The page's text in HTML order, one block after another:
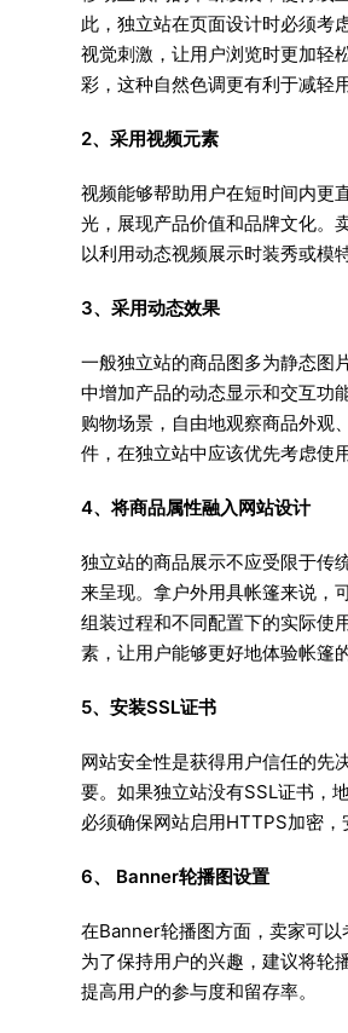
此，独立站在页面设计时必须考
视觉刺激，让用户浏览时更加轻
彩，这种自然色调更有利于减轻
2、采用视频元素
视频能够帮助用户在短时间内更
光，展现产品价值和品牌文化。
以利用动态视频展示时装秀或模
3、采用动态效果
一般独立站的商品图多为静态图
中增加产品的动态显示和交互功
购物场景，自由地观察商品外观
件，在独立站中应该优先考虑使
4、将商品属性融入网站设计
独立站的商品展示不应受限于传
来呈现。拿户外用具帐篷来说，
组装过程和不同配置下的实际使
素，让用户能够更好地体验帐篷
5、安装SSL证书
网站安全性是获得用户信任的先
要。如果独立站没有SSL证书，
必须确保网站启用HTTPS加密，
6、 Banner轮播图设置
在Banner轮播图方面，卖家可以
为了保持用户的兴趣，建议将轮
提高用户的参与度和留存率。